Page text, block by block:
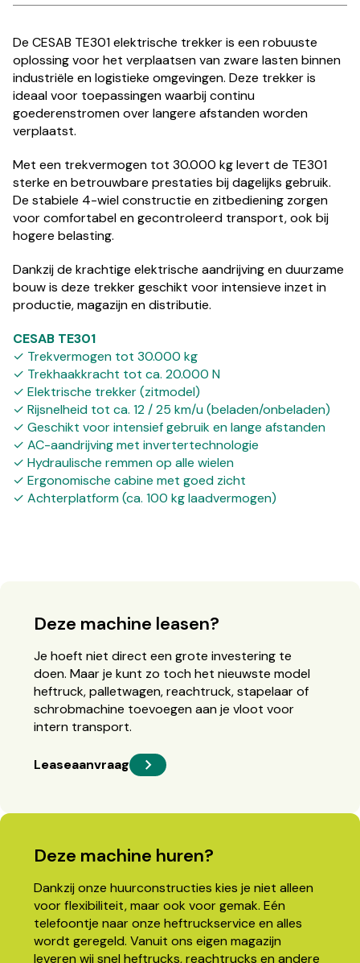
De CESAB TE301 elektrische trekker is een robuuste
oplossing voor het verplaatsen van zware lasten binnen
industriële en logistieke omgevingen. Deze trekker is
ideaal voor toepassingen waarbij continu
goederenstromen over langere afstanden worden
verplaatst.
Met een trekvermogen tot 30.000 kg levert de TE301
sterke en betrouwbare prestaties bij dagelijks gebruik.
De stabiele 4-wiel constructie en zitbediening zorgen
voor comfortabel en gecontroleerd transport, ook bij
hogere belasting.
Dankzij de krachtige elektrische aandrijving en duurzame
bouw is deze trekker geschikt voor intensieve inzet in
productie, magazijn en distributie.
CESAB TE301
✓ Trekvermogen tot 30.000 kg
✓ Trekhaakkracht tot ca. 20.000 N
✓ Elektrische trekker (zitmodel)
✓ Rijsnelheid tot ca. 12 / 25 km/u (beladen/onbeladen)
✓ Geschikt voor intensief gebruik en lange afstanden
✓ AC-aandrijving met invertertechnologie
✓ Hydraulische remmen op alle wielen
✓ Ergonomische cabine met goed zicht
✓ Achterplatform (ca. 100 kg laadvermogen)
Deze machine leasen?
Je hoeft niet direct een grote investering te
doen. Maar je kunt zo toch het nieuwste model
heftruck, palletwagen, reachtruck, stapelaar of
schrobmachine toevoegen aan je vloot voor
intern transport.
Leaseaanvraag
Deze machine huren?
Dankzij onze huurconstructies kies je niet alleen
voor flexibiliteit, maar ook voor gemak. Eén
telefoontje naar onze heftruckservice en alles
wordt geregeld. Vanuit ons eigen magazijn
leveren wij snel heftrucks, reachtrucks en andere